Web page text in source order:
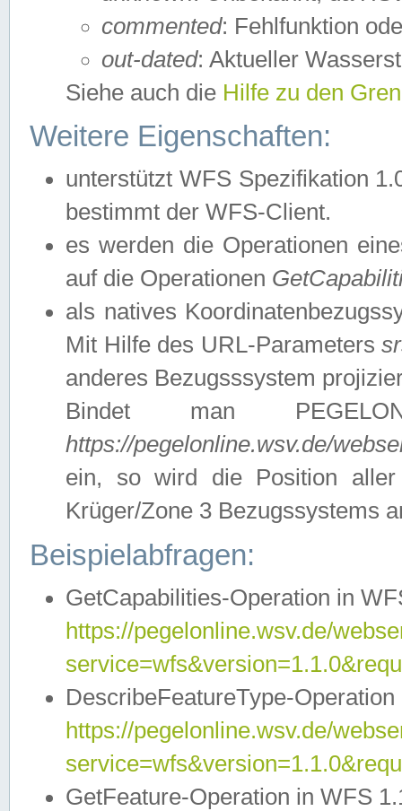
commented: Fehlfunktion
out-dated: Aktueller
Siehe auch die Hilfe zu den
Weitere Eigenschaften:
unterstützt WFS Spezifikation
bestimmt der WFS-Client.
es werden die Operationen
auf die Operationen
als natives
Mit Hilfe des URL-Parameters
anderes Bezugsssystem
Bindet man
https://pegelonline.wsv.de/
ein, so wird die Position
Krüger/Zone 3 Bezugssystems
Beispielabfragen:
GetCapabilities-Operation in
https://pegelonline.wsv.de/
DescribeFeatureType-
https://pegelonline.wsv.de/
GetFeature-Operation in WFS